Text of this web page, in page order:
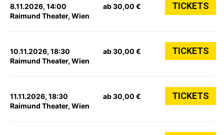
8.11.2026, 14:00
Raimund Theater, Wien
ab 30,00 € TICKETS
10.11.2026, 18:30
Raimund Theater, Wien
ab 30,00 € TICKETS
11.11.2026, 18:30
Raimund Theater, Wien
ab 30,00 € TICKETS